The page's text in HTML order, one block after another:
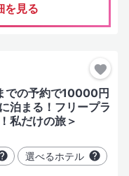
を見る
での予約で10000円
泊まる！フリープラ
私だけの旅＞
選べるホテル